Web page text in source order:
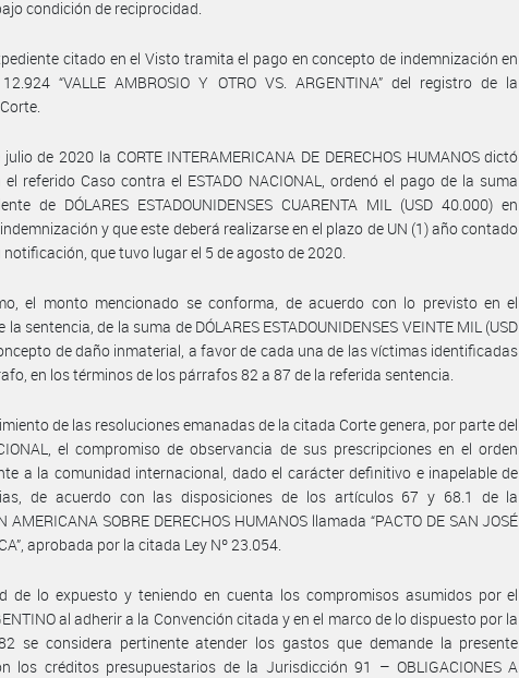
condición de reciprocidad.
citado en el Visto tramita el pago en concepto de indemnización en
“VALLE AMBROSIO Y OTRO VS. ARGENTINA” del registro de la
de 2020 la CORTE INTERAMERICANA DE DERECHOS HUMANOS dictó
referido Caso contra el ESTADO NACIONAL, ordenó el pago de la suma
de DÓLARES ESTADOUNIDENSES CUARENTA MIL (USD 40.000) en
y que este deberá realizarse en el plazo de UN (1) año contado
que tuvo lugar el 5 de agosto de 2020.
el monto mencionado se conforma, de acuerdo con lo previsto en el
sentencia, de la suma de DÓLARES ESTADOUNIDENSES VEINTE MIL (USD
de daño inmaterial, a favor de cada una de las víctimas identificadas
en los términos de los párrafos 82 a 87 de la referida sentencia.
de las resoluciones emanadas de la citada Corte genera, por parte del
el compromiso de observancia de sus prescripciones en el orden
a la comunidad internacional, dado el carácter definitivo e inapelable de
de acuerdo con las disposiciones de los artículos 67 y 68.1 de la
AMERICANA SOBRE DERECHOS HUMANOS llamada “PACTO DE SAN JOSÉ
aprobada por la citada Ley Nº 23.054.
de lo expuesto y teniendo en cuenta los compromisos asumidos por el
al adherir a la Convención citada y en el marco de lo dispuesto por la
se considera pertinente atender los gastos que demande la presente
los créditos presupuestarios de la Jurisdicción 91 – OBLIGACIONES A